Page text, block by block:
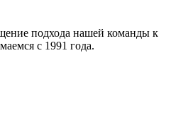
подхода нашей команды к
с 1991 года.